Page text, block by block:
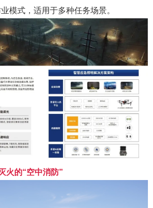
模式，适用于多种任务场景。
火的“空中消防”